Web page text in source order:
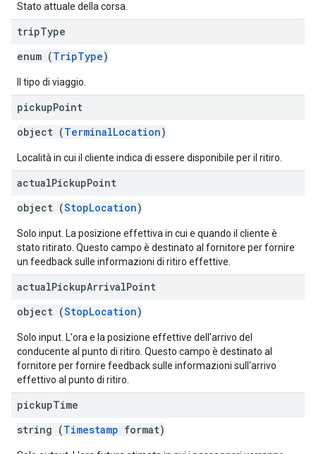
Stato attuale della corsa.
tripType
enum (TripType)
Il tipo di viaggio.
pickupPoint
object (TerminalLocation)
Località in cui il cliente indica di essere disponibile per il ritiro.
actualPickupPoint
object (StopLocation)
Solo input. La posizione effettiva in cui e quando il cliente è
stato ritirato. Questo campo è destinato al fornitore per fornire
un feedback sulle informazioni di ritiro effettive.
actualPickupArrivalPoint
object (StopLocation)
Solo input. L'ora e la posizione effettive dell'arrivo del
conducente al punto di ritiro. Questo campo è destinato al
fornitore per fornire feedback sulle informazioni sull'arrivo
effettivo al punto di ritiro.
pickupTime
string (Timestamp format)